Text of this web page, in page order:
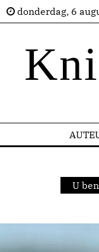
donderdag, 6
U